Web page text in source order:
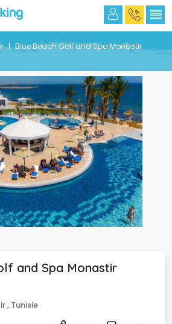
Blue Beach Golf and Spa Monastir
and Spa Monastir
, Tunisie